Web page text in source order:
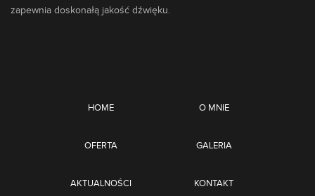
zapewnia doskonałą jakość dźwięku.
HOME O MNIE
OFERTA GALERIA
AKTUALNOŚCI KONTAKT